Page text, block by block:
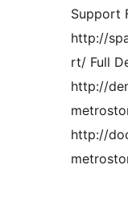
Support
http://
rt/ Full
http://
http://